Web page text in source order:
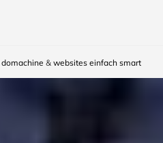
domachine & websites einfach smart